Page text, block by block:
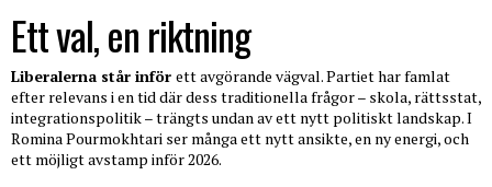
Ett val, en riktning
Liberalerna står inför ett avgörande vägval. Partiet har famlat
efter relevans i en tid där dess traditionella frågor – skola, rättsstat,
integrationspolitik – trängts undan av ett nytt politiskt landskap. I
Romina Pourmokhtari ser många ett nytt ansikte, en ny energi, och
ett möjligt avstamp inför 2026.